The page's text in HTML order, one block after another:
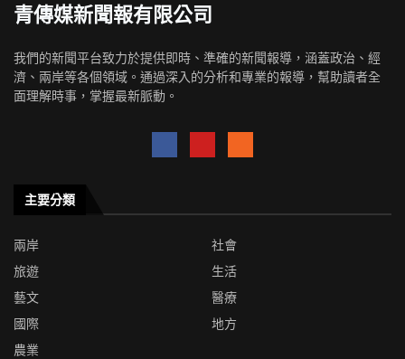
青傳媒新聞報有限公司
我們的新聞平台致力於提供即時、準確的新聞報導，涵蓋政治、經
濟、兩岸等各個領域。通過深入的分析和專業的報導，幫助讀者全
面理解時事，掌握最新脈動。
主要分類
兩岸
社會
旅遊
生活
藝文
醫療
國際
地方
農業